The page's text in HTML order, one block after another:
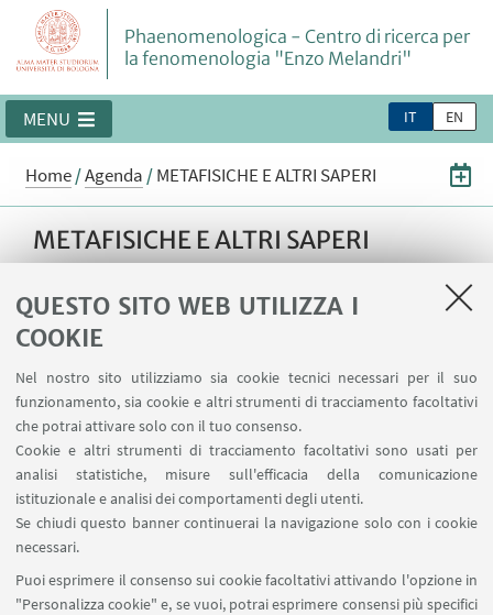
QUESTO SITO WEB UTILIZZA I
COOKIE
Nel nostro sito utilizziamo sia cookie tecnici necessari per il suo
funzionamento, sia cookie e altri strumenti di tracciamento facoltativi
che potrai attivare solo con il tuo consenso.
Cookie e altri strumenti di tracciamento facoltativi sono usati per
analisi statistiche, misure sull'efficacia della comunicazione
istituzionale e analisi dei comportamenti degli utenti.
Se chiudi questo banner continuerai la navigazione solo con i cookie
necessari.
Puoi esprimere il consenso sui cookie facoltativi attivando l'opzione in
"Personalizza cookie" e, se vuoi, potrai esprimere consensi più specifici
Phaenomenologica - Centro di ricerca per
la fenomenologia "Enzo Melandri"
IT EN
MENU
Home/Agenda /METAFISICHE E ALTRI SAPERI
METAFISICHE E ALTRI SAPERI
Filosofici di Gallarate" - Bologna, 2-4 ottobre
2025 - AVVISO IMPORTANTE: anche le
SESSIONI DEL 3 OTTOBRE si terranno in via
San Domenico 1
DATA: 02OTTOBRE - 04OTTOBRE2025
dalle 15:00 alle 13:00
LUOGO:Aula Poeti, Palazzo Hercolani, Strada
Maggiore 45, Bologna (sessioni del 3 ottobre 2025)